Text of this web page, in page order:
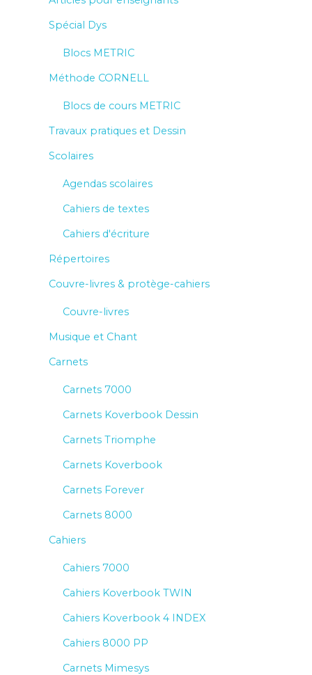
Spécial Dys
Blocs METRIC
Méthode CORNELL
Blocs de cours METRIC
Travaux pratiques et Dessin
Scolaires
Agendas scolaires
Cahiers de textes
Cahiers d'écriture
Répertoires
Couvre-livres & protège-cahiers
Couvre-livres
Musique et Chant
Carnets
Carnets 7000
Carnets Koverbook Dessin
Carnets Triomphe
Carnets Koverbook
Carnets Forever
Carnets 8000
Cahiers
Cahiers 7000
Cahiers Koverbook TWIN
Cahiers Koverbook 4 INDEX
Cahiers 8000 PP
Carnets Mimesys